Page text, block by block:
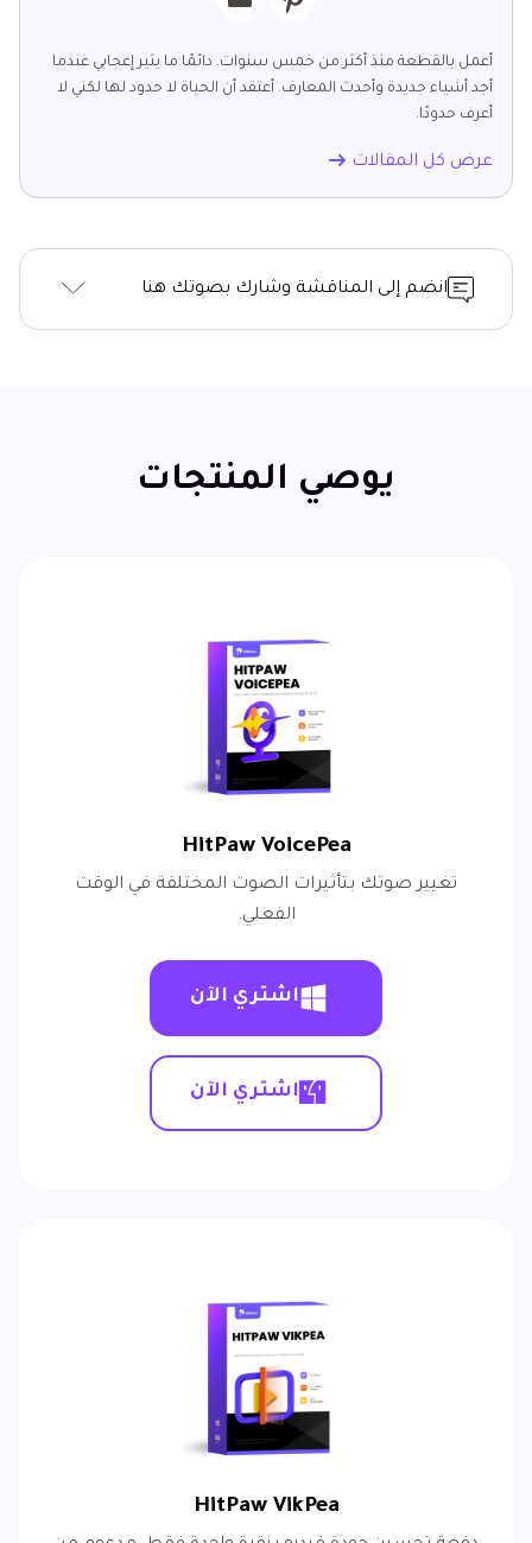
أعمل بالقطعة منذ أكثر من خمس سنوات. دائمًا ما يثير إعجابي عندما
أجد أشياء جديدة وأحدث المعارف. أعتقد أن الحياة لا حدود لها لكني لا
أعرف حدودًا.
عرض كل المقالات
انضم إلى المناقشة وشارك بصوتك هنا
يوصي المنتجات
HitPaw VoicePea
تغيير صوتك بتأثيرات الصوت المختلفة في الوقت
الفعلي.
اشتري الآن
اشتري الآن
HitPaw VikPea